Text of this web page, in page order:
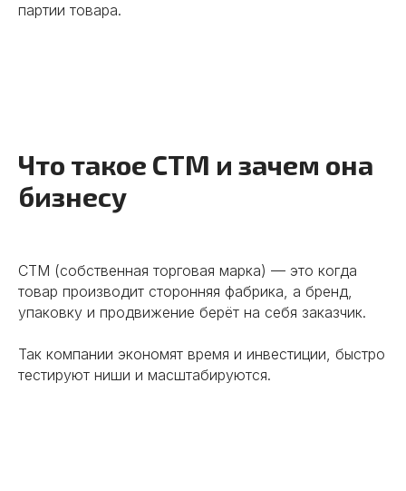
партии товара.
Что такое СТМ и зачем она
бизнесу
СТМ (собственная торговая марка) — это когда
товар производит сторонняя фабрика, а бренд,
упаковку и продвижение берёт на себя заказчик.
Так компании экономят время и инвестиции, быстро
тестируют ниши и масштабируются.